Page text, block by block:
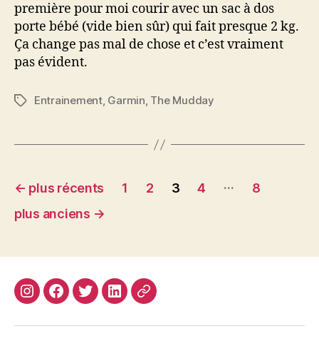
première pour moi courir avec un sac à dos
porte bébé (vide bien sûr) qui fait presque 2 kg.
Ça change pas mal de chose et c’est vraiment
pas évident.
Étiquettes
Entrainement, Garmin, The Mudday
Navigation
des
← plus récents 1 2 3 4 …
8
plus anciens →
InstagramFacebook
TwitterLinkedin
Site